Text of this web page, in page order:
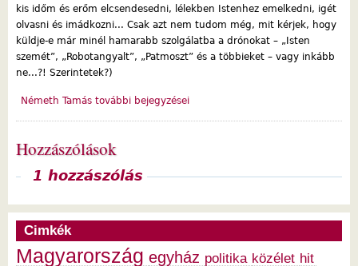
kis időm és erőm elcsendesedni, lélekben Istenhez emelkedni, igét
olvasni és imádkozni... Csak azt nem tudom még, mit kérjek, hogy
küldje-e már minél hamarabb szolgálatba a drónokat – „Isten
szemét”, „Robotangyalt”, „Patmoszt” és a többieket – vagy inkább
ne...?! Szerintetek?)
Németh Tamás további bejegyzései
Hozzászólások
Megjelenítés
1 hozzászólás
Cimkék
Magyarország egyház politika közélet hit